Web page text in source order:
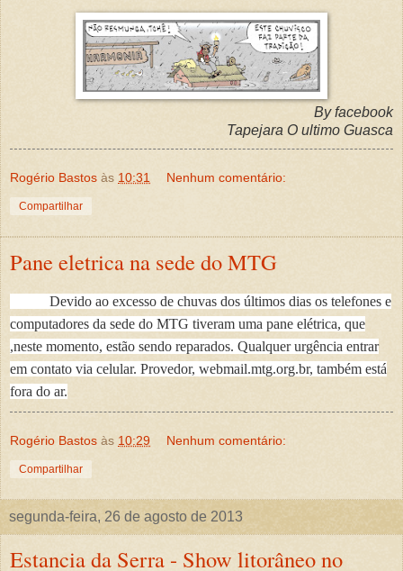
By facebook
Tapejara O ultimo Guasca
Rogério Bastos às 10:31 Nenhum comentário:
Compartilhar
Pane eletrica na sede do MTG
Devido ao excesso de chuvas dos últimos dias os telefones e
computadores da sede do MTG tiveram uma pane elétrica, que
,neste momento, estão sendo reparados. Qualquer urgência entrar
em contato via celular. Provedor, webmail.mtg.org.br, também está
fora do ar.
Rogério Bastos às 10:29 Nenhum comentário:
Compartilhar
segunda-feira, 26 de agosto de 2013
Estancia da Serra - Show litorâneo no